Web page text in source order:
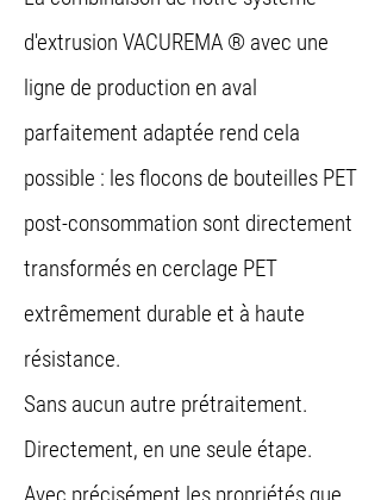
d'extrusion VACUREMA ® avec une
ligne de production en aval
parfaitement adaptée rend cela
possible : les flocons de bouteilles PET
post-consommation sont directement
transformés en cerclage PET
extrêmement durable et à haute
résistance.
Sans aucun autre prétraitement.
Directement, en une seule étape.